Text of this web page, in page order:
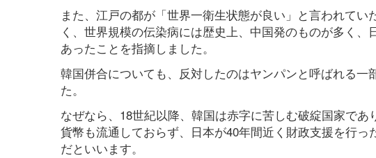
また、江戸の都が「世界一衛生状態が良い」と言われて
く、世界規模の伝染病には歴史上、中国発のものが多く
あったことを指摘しました。
韓国併合についても、反対したのはヤンパンと呼ばれる
た。
なぜなら、18世紀以降、韓国は赤字に苦しむ破綻国家であ
貨幣も流通しておらず、日本が40年間近く財政支援を行
だといいます。